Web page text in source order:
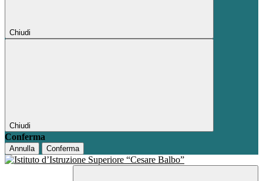
Chiudi
Chiudi
Conferma
Annulla Conferma